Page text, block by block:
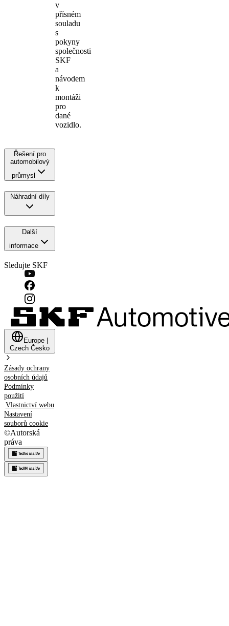
v
přísném
souladu
s
pokyny
společnosti
SKF
a
návodem
k
montáži
pro
dané
vozidlo.
Řešení pro
automobilový
průmysl
Náhradní díly
Další
informace
Sledujte SKF
Europe
Czech Česko
Zásady ochrany
osobních údajů
Podmínky
použití
Vlastnictví webu
Nastavení
souborů cookie
©Autorská
práva